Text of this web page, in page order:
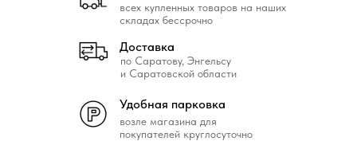
возле магазина для
покупателей круглосуточно
Удобная парковка
всех купленных товаров на наших
складах бессрочно
по Саратову, Энгельсу
и Саратовской области
Доставка